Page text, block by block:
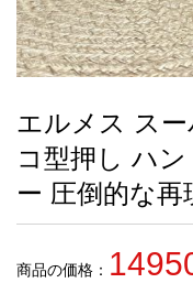
新
製
品
す
商
エルメス ス
コ型押し ハ
ー 圧倒的な再
商品の価格：